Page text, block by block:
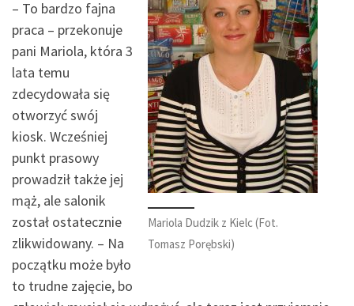
Mariola Dudzik z Kielc (Fot.
Tomasz Porębski)
– To bardzo fajna
praca – przekonuje
pani Mariola, która 3
lata temu
zdecydowała się
otworzyć swój
kiosk. Wcześniej
punkt prasowy
prowadził także jej
mąż, ale salonik
został ostatecznie
zlikwidowany. – Na
początku może było
to trudne zajęcie, bo